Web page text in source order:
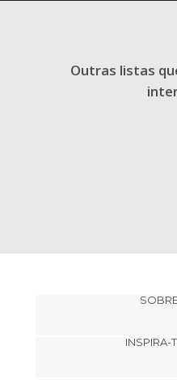
Outras listas
INSPIRA-